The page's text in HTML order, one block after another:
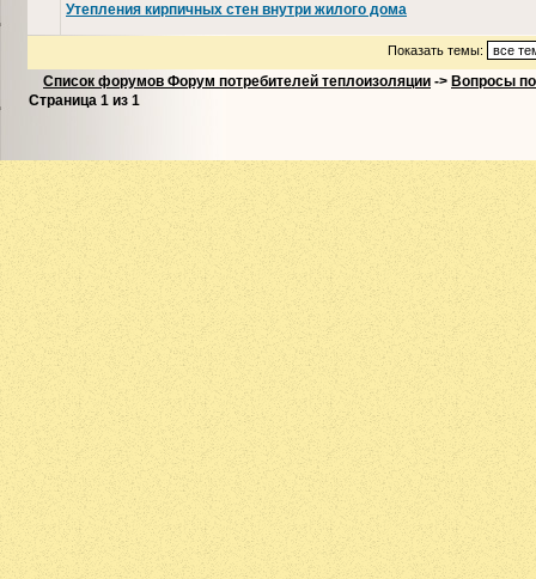
Утепления кирпичных стен внутри жилого дома
Показать темы:
Список форумов Форум потребителей теплоизоляции -> Вопросы
Страница 1 из 1